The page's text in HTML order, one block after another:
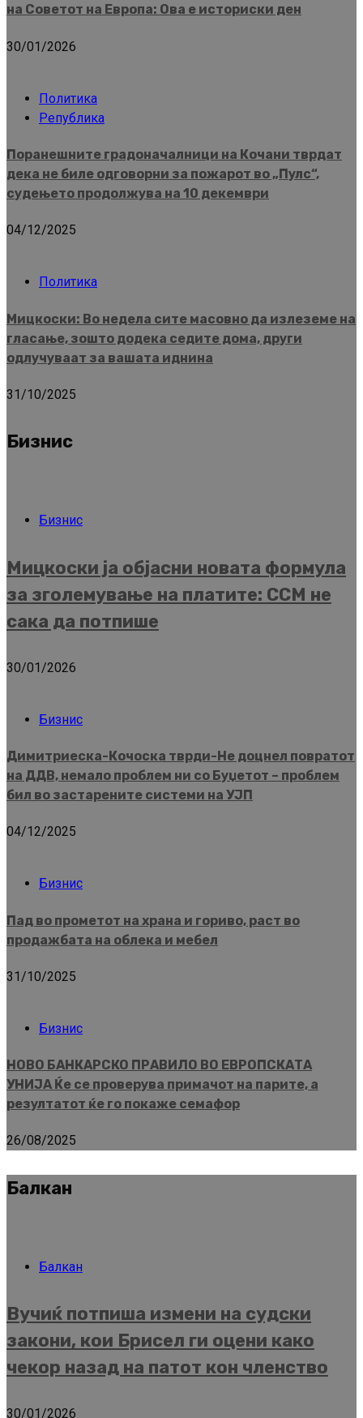
на Советот на Европа: Ова е историски ден
30/01/2026
Политика
Република
Поранешните градоначалници на Кочани тврдат
дека не биле одговорни за пожарот во „Пулс“,
судењето продолжува на 10 декември
04/12/2025
Политика
Мицкоски: Во недела сите масовно да излеземе на
гласање, зошто додека седите дома, други
одлучуваат за вашата иднина
31/10/2025
Бизнис
Бизнис
Мицкоски ја објасни новата формула
за зголемување на платите: ССМ не
сака да потпише
30/01/2026
Бизнис
Димитриеска-Кочоска тврди-Не доцнел повратот
на ДДВ, немало проблем ни со Буџетот – проблем
бил во застарените системи на УЈП
04/12/2025
Бизнис
Пад во прометот на храна и гориво, раст во
продажбата на облека и мебел
31/10/2025
Бизнис
НОВО БАНКАРСКО ПРАВИЛО ВО ЕВРОПСКАТА
УНИЈА Ќе се проверува примачот на парите, а
резултатот ќе го покаже семафор
26/08/2025
Балкан
Балкан
Вучиќ потпиша измени на судски
закони, кои Брисел ги оцени како
чекор назад на патот кон членство
30/01/2026